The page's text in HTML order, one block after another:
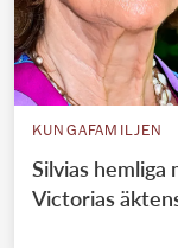
KUNGAFAMILJEN
Silvias hemliga
Victorias